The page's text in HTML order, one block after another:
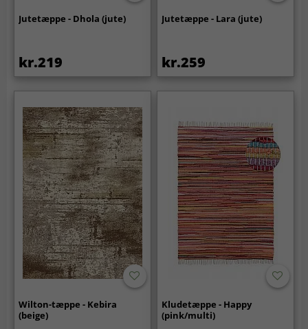
Jutetæppe - Dhola (jute)
kr.219
Jutetæppe - Lara (jute)
kr.259
Wilton-tæppe - Kebira
(beige)
Kludetæppe - Happy
(pink/multi)